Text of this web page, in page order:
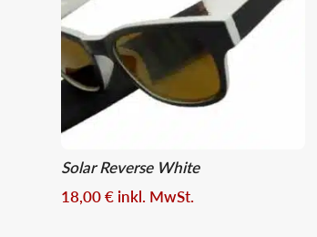
Solar Reverse White
18,00€ inkl. MwSt.